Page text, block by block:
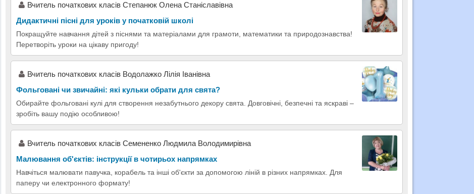
Вчитель початкових класів Степанюк Олена Станіславівна
Дидактичні пісні для уроків у початковій школі
Покращуйте навчання дітей з піснями та матеріалами для грамоти, математики та природознавства!
Перетворіть уроки на цікаву пригоду!
Вчитель початкових класів Водолажко Лілія Іванівна
Фольговані чи звичайні: які кульки обрати для свята?
Обирайте фольговані кулі для створення незабутнього декору свята. Довговічні, безпечні та яскраві –
зробіть вашу подію особливою!
Вчитель початкових класів Семененко Людмила Володимирівна
Малювання об'єктів: інструкції в чотирьох напрямках
Навчіться малювати павучка, корабель та інші об'єкти за допомогою ліній в різних напрямках. Для
паперу чи електронного формату!